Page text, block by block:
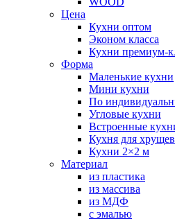
Цена
Кухни оптом
Эконом класса
Кухни премиум-
Форма
Маленькие кухни
Мини кухни
По
Угловые кухни
Встроенные
Кухня для
Кухни 2×2 м
Материал
из пластика
из массива
из МДФ
с эмалью